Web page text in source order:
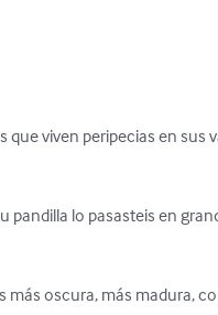
viven peripecias en sus
pandilla lo pasasteis en
más oscura, más madura,